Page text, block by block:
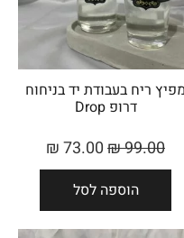
מפיץ ריח בעבודת יד בניחוח
דרופ Drop
99.00
₪
73.00
₪
הוספה לסל